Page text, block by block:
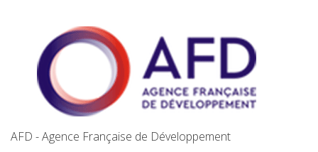
AFD - Agence Française de Développement